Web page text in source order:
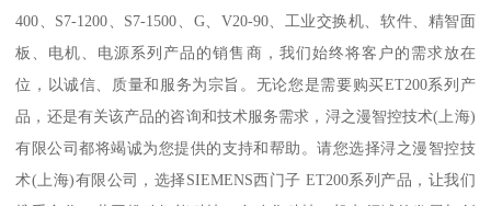
400、S7-1200、S7-1500、G、V20-90、工业交换机、软件、精智面
板、电机、电源系列产品的销售商，我们始终将客户的需求放在
位，以诚信、质量和服务为宗旨。无论您是需要购买ET200系列产
品，还是有关该产品的咨询和技术服务需求，浔之漫智控技术(上海)
有限公司都将竭诚为您提供的支持和帮助。请您选择浔之漫智控技
术(上海)有限公司，选择SIEMENS西门子 ET200系列产品，让我们